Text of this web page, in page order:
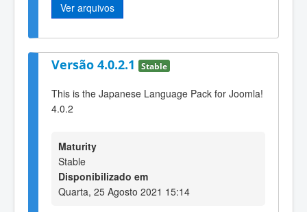
Ver arquivos
Versão 4.0.2.1 Stable
This is the Japanese Language Pack for Joomla!
4.0.2
Maturity
Stable
Disponibilizado em
Quarta, 25 Agosto 2021 15:14